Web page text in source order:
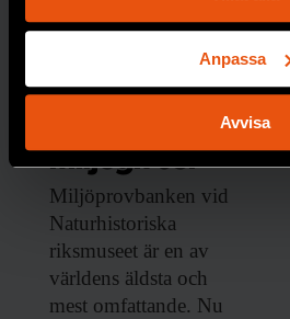
Identifiera din enhet
för specifika kännetecken
Ta reda på mer om hur dina
helst från cookie-förklaringen.
Vi använder enhetsidentifierare
och annonserna till användarna,
för sociala medier och analysera
vidarebefordrar även sådana
Anpassa
Avvisa
Naturhistor
iska säkrar
forskning
miljögifter
Miljöprovbanken vid
Naturhistoriska
riksmuseet är en av
världens äldsta och
mest omfattande. Nu